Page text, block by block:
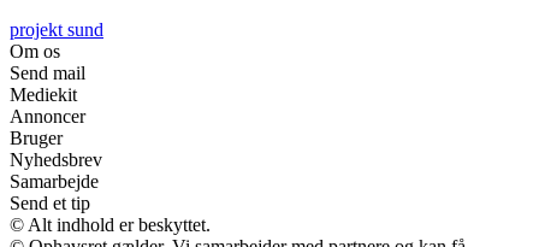
projekt sund
Om os
Send mail
Mediekit
Annoncer
Bruger
Nyhedsbrev
Samarbejde
Send et tip
© Alt indhold er beskyttet.